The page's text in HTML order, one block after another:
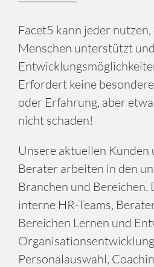
Facet5 kann jeder
Menschen unterstützt
Erfordert keine
oder Erfahrung, aber
nicht schaden!
Unsere aktuellen
Berater arbeiten in den
Branchen und Bereichen.
interne HR-Teams,
Bereichen Lernen und
Personalauswahl,